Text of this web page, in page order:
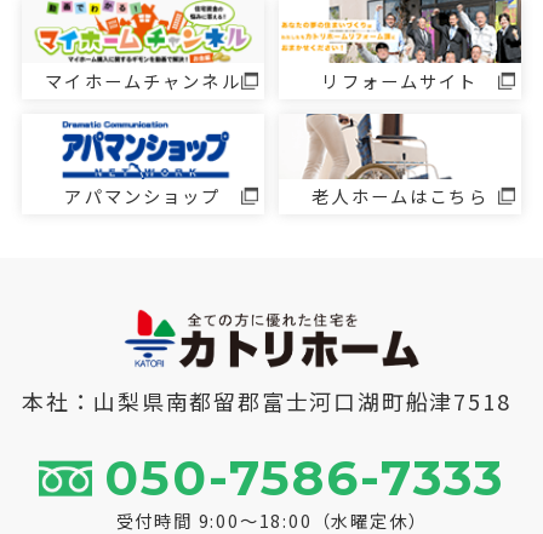
マイホームチャンネル リフォームサイト
アパマンショップ 老人ホームはこちら
本社：山梨県南都留郡富士河口湖町船津7518
050-7586-7333
受付時間 9:00～18:00（水曜定休）